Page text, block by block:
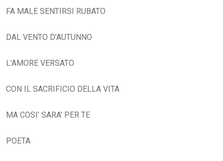
FA MALE SENTIRSI RUBATO
DAL VENTO D’AUTUNNO
L’AMORE VERSATO
CON IL SACRIFICIO DELLA VITA
MA COSI’ SARA’ PER TE
POETA